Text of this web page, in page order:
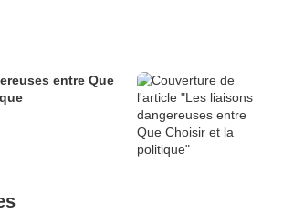
entre Que